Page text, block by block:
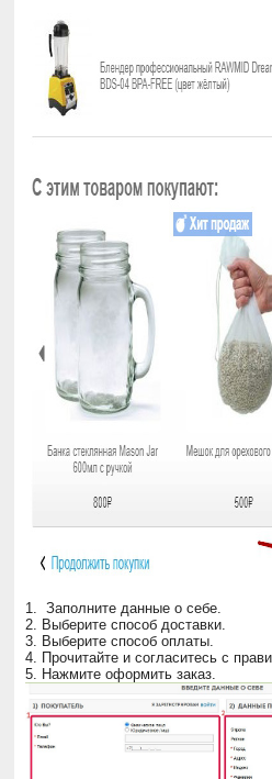
1. Заполните данные о себе.
2. Выберите способ доставки.
3. Выберите способ оплаты.
4. Прочитайте и согласитесь с
5. Нажмите оформить заказ.